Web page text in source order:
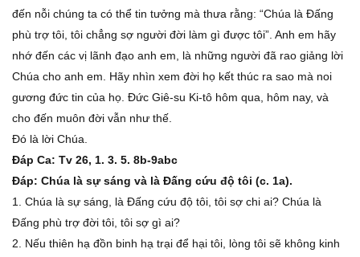
đến nỗi chúng ta có thể tin tưởng mà thưa rằng: “Chúa là Ðấng
phù trợ tôi, tôi chẳng sợ người đời làm gì được tôi”. Anh em hãy
nhớ đến các vị lãnh đạo anh em, là những người đã rao giảng lời
Chúa cho anh em. Hãy nhìn xem đời họ kết thúc ra sao mà noi
gương đức tin của họ. Ðức Giê-su Ki-tô hôm qua, hôm nay, và
cho đến muôn đời vẫn như thế.
Ðó là lời Chúa.
Ðáp Ca: Tv 26, 1. 3. 5. 8b-9abc
Ðáp: Chúa là sự sáng và là Ðấng cứu độ tôi (c. 1a).
1. Chúa là sự sáng, là Ðấng cứu độ tôi, tôi sợ chi ai? Chúa là
Ðấng phù trợ đời tôi, tôi sợ gì ai?
2. Nếu thiên hạ đồn binh hạ trại để hại tôi, lòng tôi sẽ không kinh